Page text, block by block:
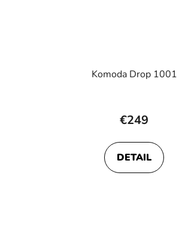
Komoda Drop 1001
€249
DETAIL